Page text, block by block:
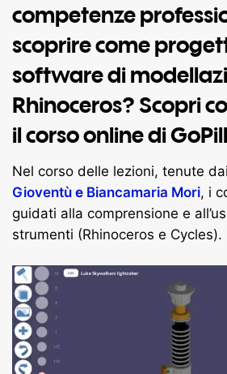
competenze
scoprire come
software di
Rhinoceros? Scopri
il corso online di
Nel corso delle lezioni, tenute dai
Gioventù e Biancamaria Mori, i
guidati alla comprensione e
strumenti (Rhinoceros e Cycles).